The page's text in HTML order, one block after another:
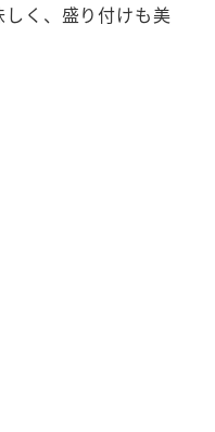
く、盛り付けも美